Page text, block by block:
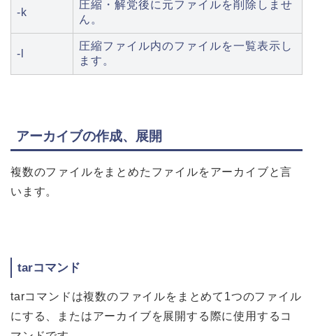
-k
圧縮・解党後に元ファイルを削除しませ
ん。
-l
圧縮ファイル内のファイルを一覧表示し
ます。
アーカイブの作成、展開
複数のファイルをまとめたファイルをアーカイブと言
います。
tarコマンド
tarコマンドは複数のファイルをまとめて1つのファイル
にする、またはアーカイブを展開する際に使用するコ